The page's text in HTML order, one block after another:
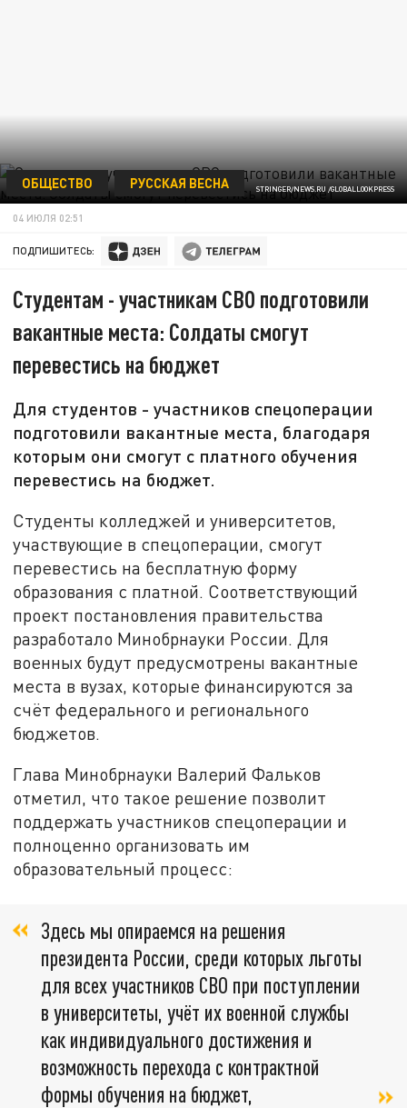
STRINGER/NEWS.RU /GLOBALLOOKPRESS
ОБЩЕСТВО РУССКАЯ ВЕСНА
04 ИЮЛЯ 02:51
ПОДПИШИТЕСЬ:
Студентам - участникам СВО подготовили
вакантные места: Солдаты смогут
перевестись на бюджет
Для студентов - участников спецоперации
подготовили вакантные места, благодаря
которым они смогут с платного обучения
перевестись на бюджет.
Студенты колледжей и университетов,
участвующие в спецоперации, смогут
перевестись на бесплатную форму
образования с платной. Соответствующий
проект постановления правительства
разработало Минобрнауки России. Для
военных будут предусмотрены вакантные
места в вузах, которые финансируются за
счёт федерального и регионального
бюджетов.
Глава Минобрнауки Валерий Фальков
отметил, что такое решение позволит
поддержать участников спецоперации и
полноценно организовать им
образовательный процесс:
Здесь мы опираемся на решения
президента России, среди которых льготы
для всех участников СВО при поступлении
в университеты, учёт их военной службы
как индивидуального достижения и
возможность перехода с контрактной
формы обучения на бюджет,